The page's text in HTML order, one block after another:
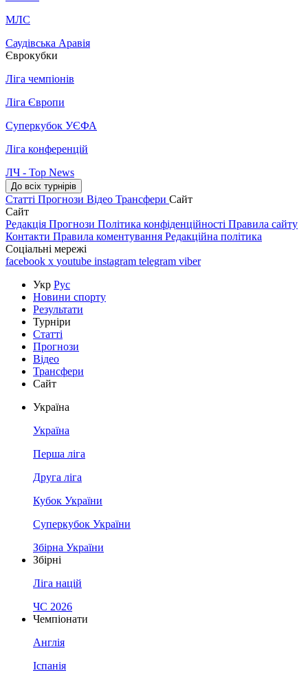
МЛС
Саудівська Аравія
Єврокубки
Ліга чемпіонів
Ліга Європи
Суперкубок УЄФА
Ліга конференцій
ЛЧ - Top News
До всіх турнірів
Статті Прогнози Відео Трансфери Сайт
Сайт
Редакція Прогнози Політика конфіденційності Правила сайту
Контакти Правила коментування Редакційна політика
Соціальні мережі
facebook x youtube instagram telegram viber
Укр Рус
Новини спорту
Результати
Турніри
Статті
Прогнози
Відео
Трансфери
Сайт
Україна
Україна
Перша ліга
Друга ліга
Кубок України
Суперкубок України
Збірна України
Збірні
Ліга націй
ЧС 2026
Чемпіонати
Англія
Іспанія